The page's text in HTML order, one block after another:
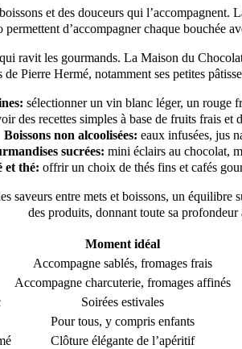
et des douceurs qui
d’accompagner chaque bouchée
ravit les gourmands. La Maison du
Pierre Hermé, notamment ses petites
sélectionner un vin blanc léger, un rouge
des recettes simples à base de fruits frais et
Boissons non alcoolisées: eaux infusées, jus
sucrées: mini éclairs au chocolat,
et thé: offrir un choix de thés fins et cafés
saveurs entre mets et boissons, un
des produits, donnant toute sa profondeur
Moment idéal
Accompagne sablés, fromages frais
Accompagne charcuterie, fromages affinés
Soirées estivales
Pour tous, y compris enfants
Clôture élégante de l’apéritif